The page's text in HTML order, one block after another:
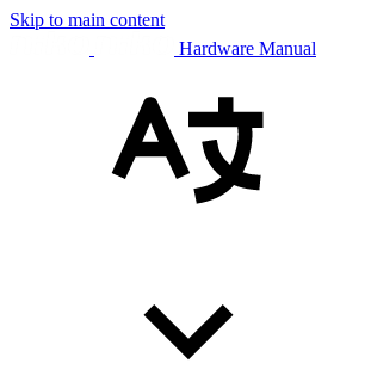
Skip to main content
Hardware Manual